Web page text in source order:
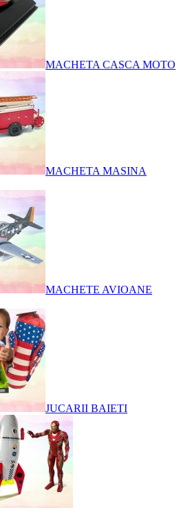
MACHETA CASCA MOTO
MACHETA MASINA
MACHETE AVIOANE
JUCARII BAIETI